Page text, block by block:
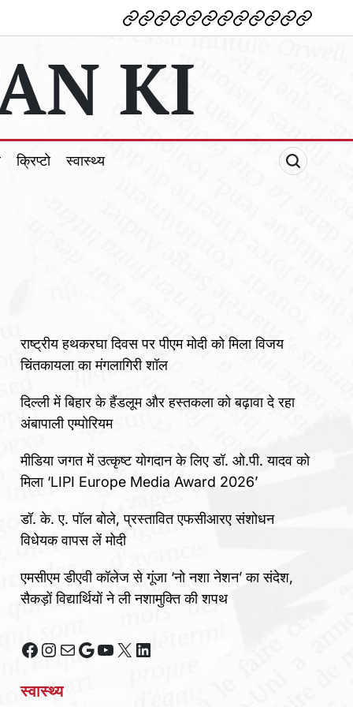
देश विदेशपोलटिकल
मनोरंजन
शिक्षाटेक्नोलॉजी
व्यापारक्राइम
धर्म खेलक्रिप्टोस्वास्थ्य
KI
क्रिप्टो स्वास्थ्य
राष्ट्रीय हथकरघा दिवस पर पीएम मोदी को मिला विजय
चिंतकायला का मंगलागिरी शॉल
दिल्ली में बिहार के हैंडलूम और हस्तकला को बढ़ावा दे रहा
अंबापाली एम्पोरियम
मीडिया जगत में उत्कृष्ट योगदान के लिए डॉ. ओ.पी. यादव को
मिला ‘LIPI Europe Media Award 2026’
डॉ. के. ए. पॉल बोले, प्रस्तावित एफसीआरए संशोधन
विधेयक वापस लें मोदी
एमसीएम डीएवी कॉलेज से गूंजा ‘नो नशा नेशन’ का संदेश,
सैकड़ों विद्यार्थियों ने ली नशामुक्ति की शपथ
Facebook
Instagram
MailGoogle
YouTube
X LinkedIn
स्वास्थ्य